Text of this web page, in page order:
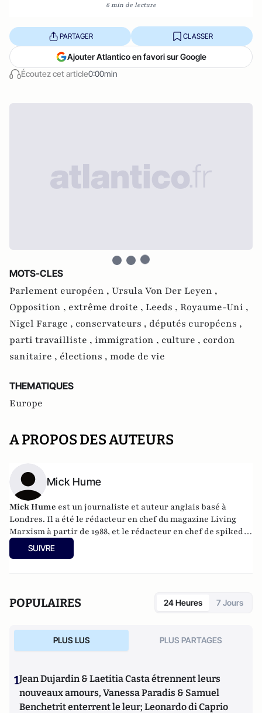
6 min de lecture
Écoutez cet article0:00min
PARTAGER CLASSER
Ajouter Atlantico en favori sur Google
MOTS-CLES
Parlement européen , Ursula Von Der Leyen ,
Opposition , extrême droite , Leeds , Royaume-Uni ,
Nigel Farage , conservateurs , députés européens ,
parti travailliste , immigration , culture , cordon
sanitaire , élections , mode de vie
THEMATIQUES
Europe
A PROPOS DES AUTEURS
Mick Hume
Mick Hume est un journaliste et auteur anglais basé à
Londres. Il a été le rédacteur en chef du magazine Living
Marxism à partir de 1988, et le rédacteur en chef de spiked-
online.com à partir de 2001. Il a été chroniqueur au Times
(Londres) pendant 10 ans. Aujourd'hui, il écrit pour The
They're Afraid Of (2017) et Trigger Warning : is the Fear of
publiés par Harper Collins.
SUIVRE
POPULAIRES 24 Heures 7 Jours
PLUS LUS PLUS PARTAGES
1Jean Dujardin & Laetitia Casta étrennent leurs
nouveaux amours, Vanessa Paradis & Samuel
Benchetrit enterrent le leur; Leonardo di Caprio